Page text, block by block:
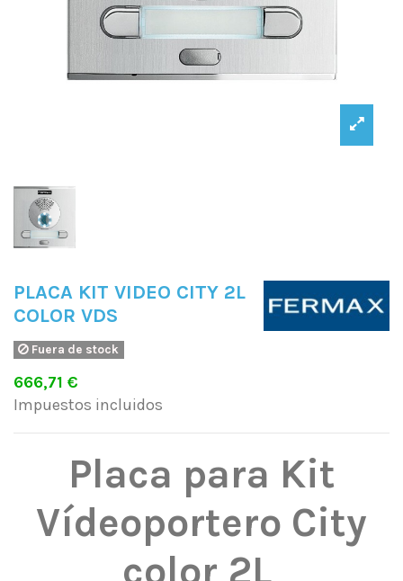
PLACA KIT VIDEO CITY 2L
COLOR VDS
Fuera de stock
666,71 €
Impuestos incluidos
Placa para Kit
Vídeoportero City
color 2L